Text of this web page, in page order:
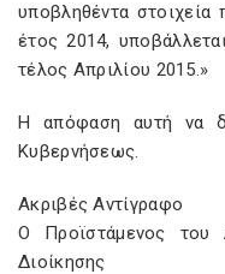
υποβληθέντα στοιχεία
έτος 2014,
τέλος Απριλίου 2015.»
Η απόφαση αυτή να
Κυβερνήσεως.
Ακριβές Αντίγραφο
Ο Προϊστάμενος του
Διοίκησης